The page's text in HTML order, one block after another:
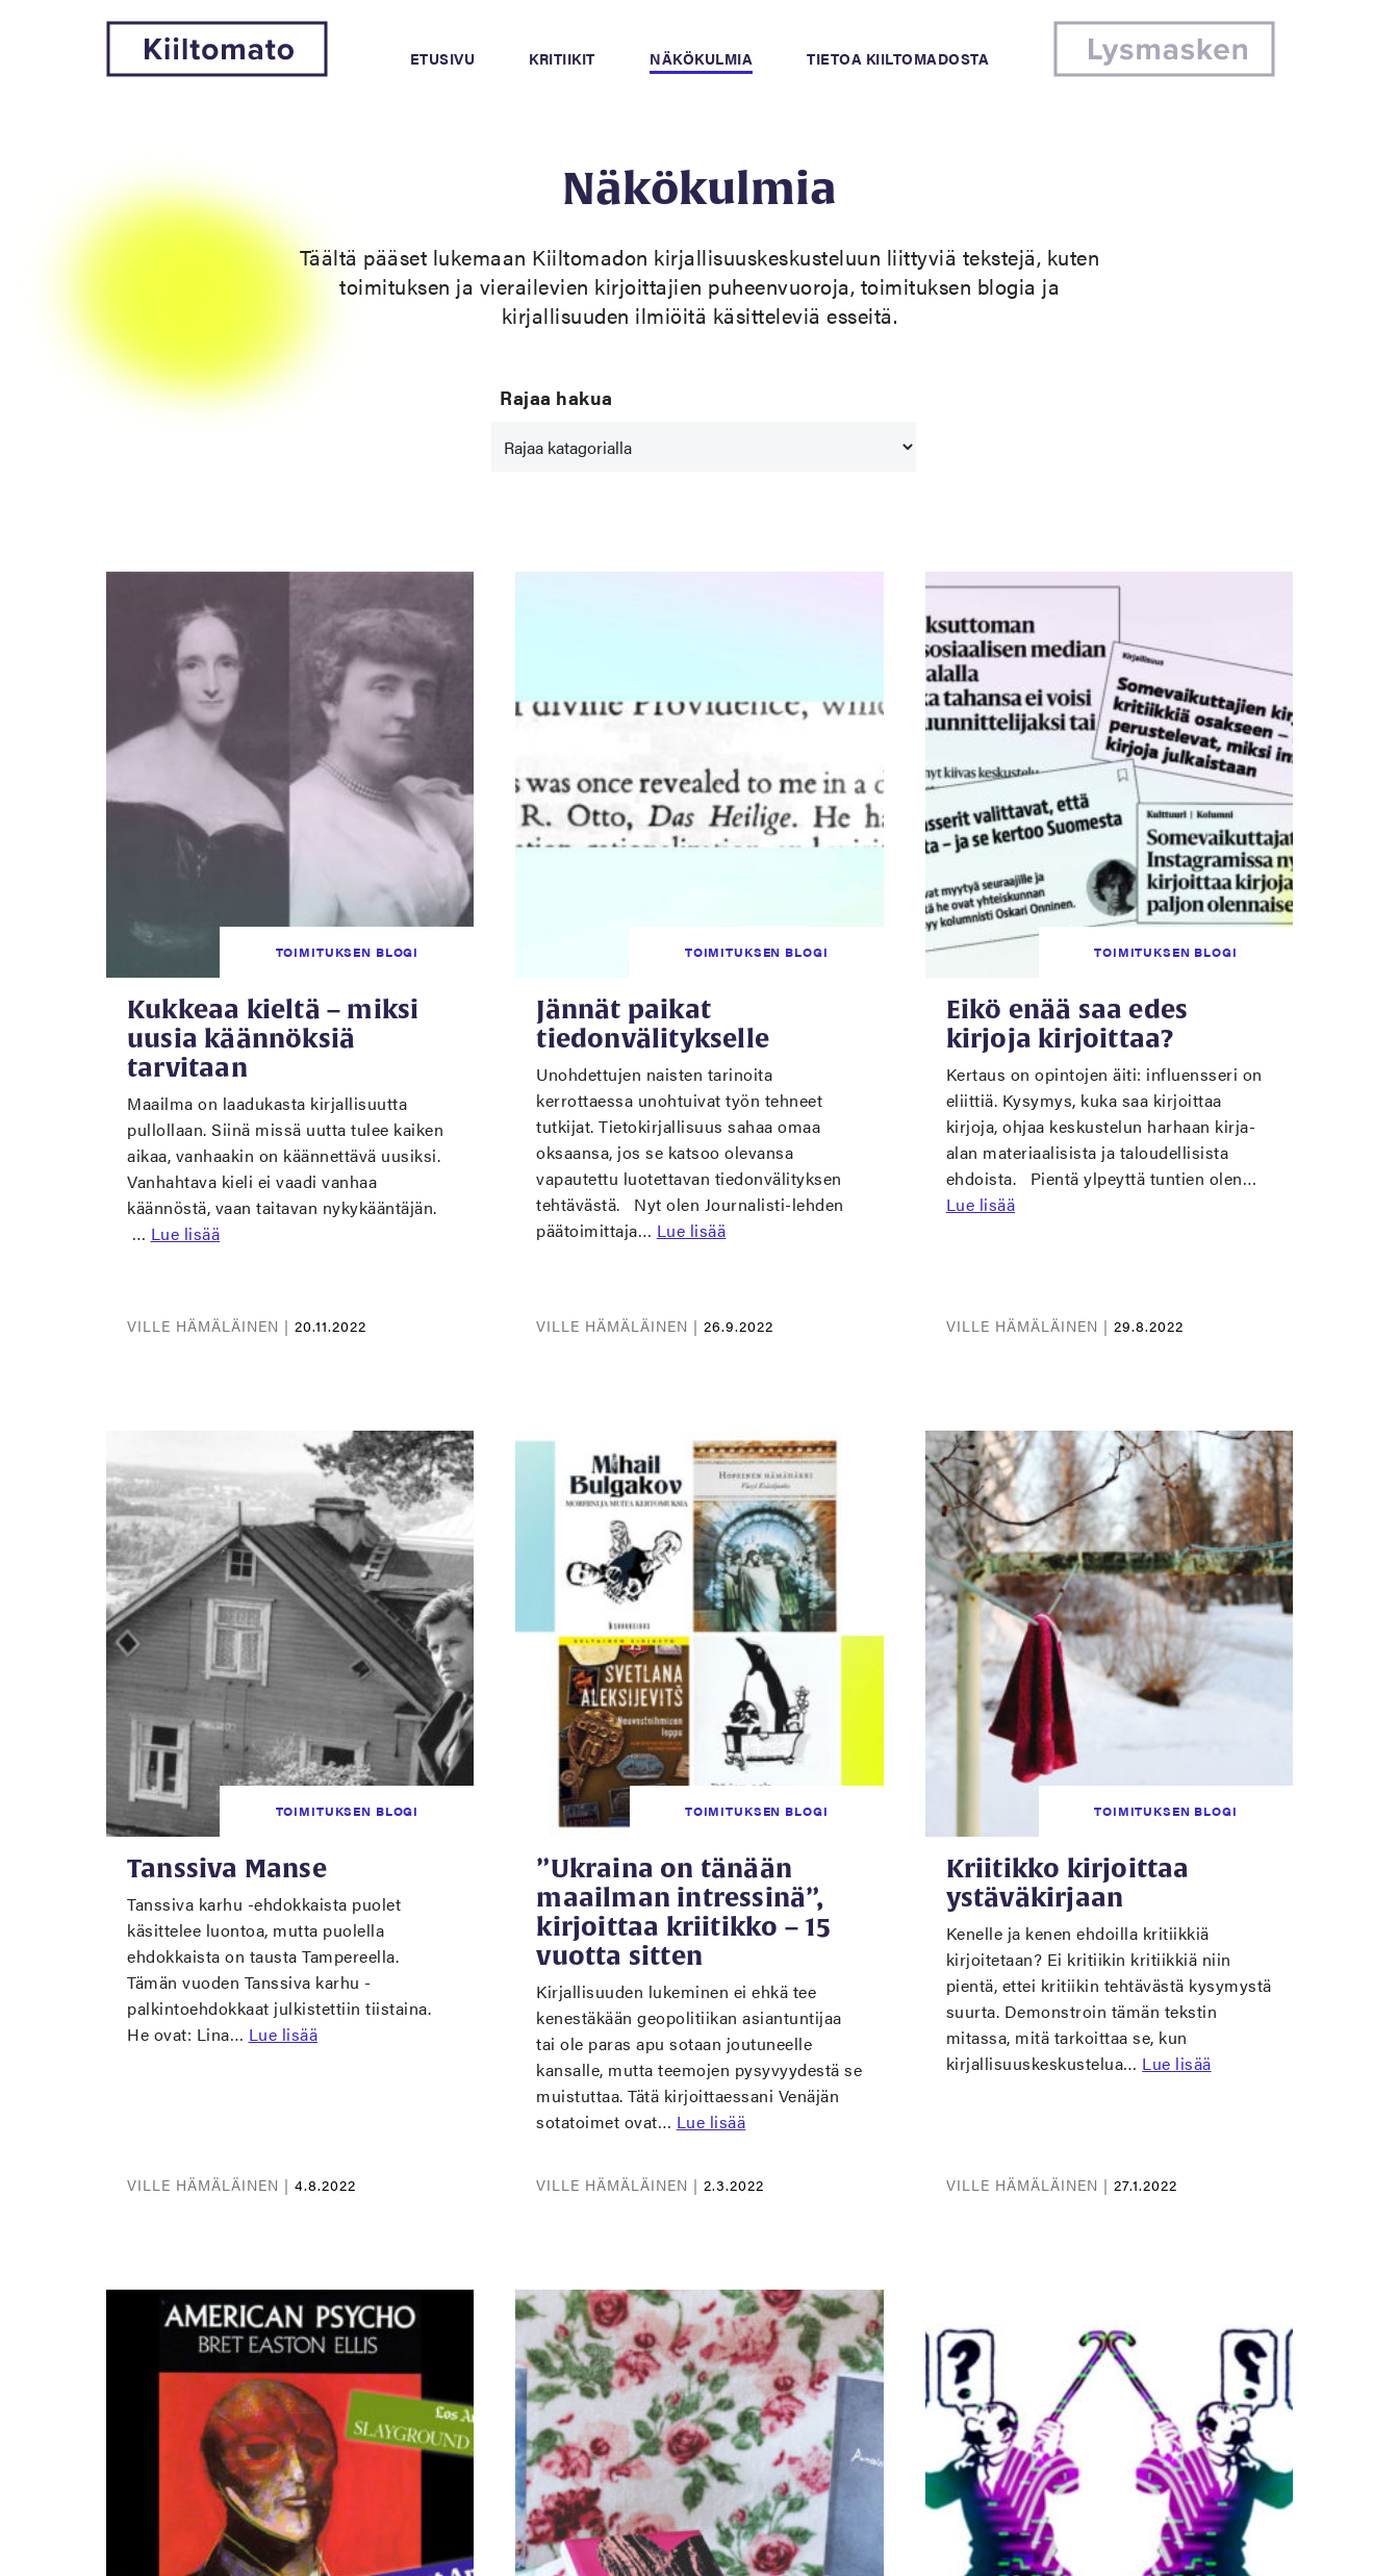
ETUSIVU KRITIIKIT NÄKÖKULMIA TIETOA KIILTOMADOSTA
Näkökulmia
Täältä pääset lukemaan Kiiltomadon kirjallisuuskeskusteluun liittyviä tekstejä, kuten
toimituksen ja vierailevien kirjoittajien puheenvuoroja, toimituksen blogia ja
kirjallisuuden ilmiöitä käsitteleviä esseitä.
Rajaa hakua
TOIMITUKSEN BLOGI
Kukkeaa kieltä – miksi
uusia käännöksiä
tarvitaan
Maailma on laadukasta kirjallisuutta
pullollaan. Siinä missä uutta tulee kaiken
aikaa, vanhaakin on käännettävä uusiksi.
Vanhahtava kieli ei vaadi vanhaa
käännöstä, vaan taitavan nykykääntäjän.
… Lue lisää
VILLE HÄMÄLÄINEN | 20.11.2022
TOIMITUKSEN BLOGI
Jännät paikat
tiedonvälitykselle
Unohdettujen naisten tarinoita
kerrottaessa unohtuivat työn tehneet
tutkijat. Tietokirjallisuus sahaa omaa
oksaansa, jos se katsoo olevansa
vapautettu luotettavan tiedonvälityksen
tehtävästä. Nyt olen Journalisti-lehden
päätoimittaja… Lue lisää
VILLE HÄMÄLÄINEN |26.9.2022
TOIMITUKSEN BLOGI
Eikö enää saa edes
kirjoja kirjoittaa?
Kertaus on opintojen äiti: influensseri on
eliittiä. Kysymys, kuka saa kirjoittaa
kirjoja, ohjaa keskustelun harhaan kirja-
alan materiaalisista ja taloudellisista
ehdoista. Pientä ylpeyttä tuntien olen…
Lue lisää
VILLE HÄMÄLÄINEN | 29.8.2022
TOIMITUKSEN BLOGI
Tanssiva Manse
Tanssiva karhu -ehdokkaista puolet
käsittelee luontoa, mutta puolella
ehdokkaista on tausta Tampereella.
Tämän vuoden Tanssiva karhu -
palkintoehdokkaat julkistettiin tiistaina.
He ovat: Lina… Lue lisää
VILLE HÄMÄLÄINEN | 4.8.2022
TOIMITUKSEN BLOGI
”Ukraina on tänään
maailman intressinä”,
kirjoittaa kriitikko – 15
vuotta sitten
Kirjallisuuden lukeminen ei ehkä tee
kenestäkään geopolitiikan asiantuntijaa
tai ole paras apu sotaan joutuneelle
kansalle, mutta teemojen pysyvyydestä se
muistuttaa. Tätä kirjoittaessani Venäjän
sotatoimet ovat… Lue lisää
VILLE HÄMÄLÄINEN |2.3.2022
TOIMITUKSEN BLOGI
Kriitikko kirjoittaa
ystäväkirjaan
Kenelle ja kenen ehdoilla kritiikkiä
kirjoitetaan? Ei kritiikin kritiikkiä niin
pientä, ettei kritiikin tehtävästä kysymystä
suurta. Demonstroin tämän tekstin
mitassa, mitä tarkoittaa se, kun
kirjallisuuskeskustelua… Lue lisää
VILLE HÄMÄLÄINEN | 27.1.2022